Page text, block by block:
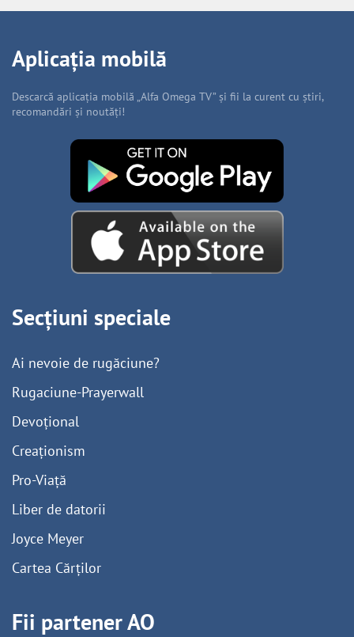
Aplicația mobilă
Descarcă aplicația mobilă „Alfa Omega TV” și fii la curent cu știri,
recomandări și noutăți!
Secțiuni speciale
Ai nevoie de rugăciune?
Rugaciune-Prayerwall
Devoțional
Creaționism
Pro-Viață
Liber de datorii
Joyce Meyer
Cartea Cărților
Fii partener AO